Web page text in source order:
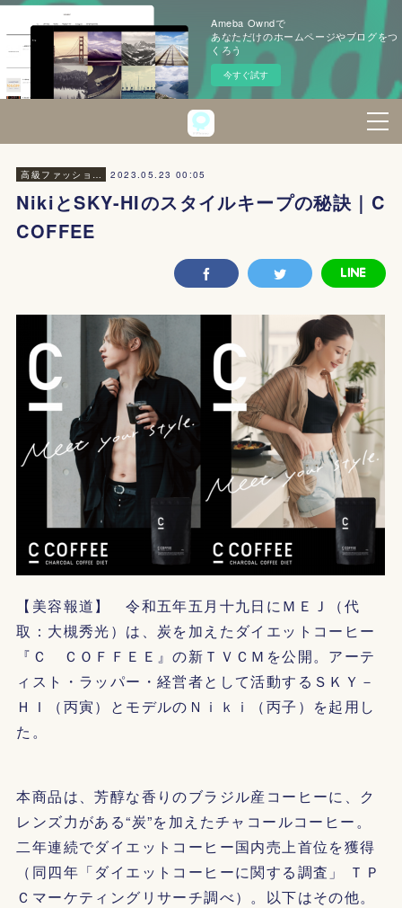
Ameba Owndで
あなただけのホームページやブログをつ
くろう
今すぐ試す
高級ファッション・美容 2023.05.23 00:05
NikiとSKY-HIのスタイルキープの秘訣｜C
COFFEE
【美容報道】 令和五年五月十九日にＭＥＪ（代
取：大槻秀光）は、炭を加えたダイエットコーヒー
『Ｃ ＣＯＦＦＥＥ』の新ＴＶＣＭを公開。アーテ
ィスト・ラッパー・経営者として活動するＳＫＹ－
ＨＩ（丙寅）とモデルのＮｉｋｉ（丙子）を起用し
た。
本商品は、芳醇な香りのブラジル産コーヒーに、ク
レンズ力がある“炭”を加えたチャコールコーヒー。
二年連続でダイエットコーヒー国内売上首位を獲得
（同四年「ダイエットコーヒーに関する調査」 ＴＰ
Ｃマーケティングリサーチ調べ）。以下はその他。